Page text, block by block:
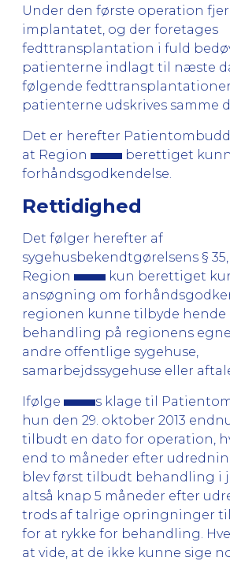
Under den første operation
implantatet, og der foretages
fedttransplantation i fuld
patienterne indlagt til næste
følgende
patienterne udskrives samme
Det er herefter
at Region
berettiget
forhåndsgodkendelse.
Rettidighed
Det følger herefter af
sygehusbekendtgørelsens § 35,
Region
kun berettiget
ansøgning om
regionen kunne tilbyde
behandling på regionens egne
andre offentlige sygehuse,
samarbejdssygehuse eller
Ifølge
s klage til
hun den 29. oktober 2013
tilbudt en dato for operation,
end to måneder efter
blev først tilbudt behandling i
altså knap 5 måneder efter
trods af talrige opringninger til
for at rykke for behandling.
at vide, at de ikke kunne sige